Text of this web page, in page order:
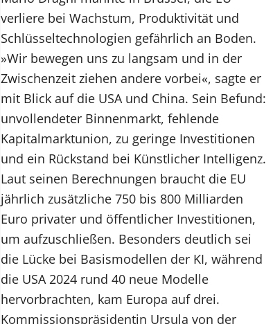
verliere bei Wachstum, Produktivität und
Schlüsseltechnologien gefährlich an Boden.
»Wir bewegen uns zu langsam und in der
Zwischenzeit ziehen andere vorbei«, sagte er
mit Blick auf die USA und China. Sein Befund:
unvollendeter Binnenmarkt, fehlende
Kapitalmarktunion, zu geringe Investitionen
und ein Rückstand bei Künstlicher Intelligenz.
Laut seinen Berechnungen braucht die EU
jährlich zusätzliche 750 bis 800 Milliarden
Euro privater und öffentlicher Investitionen,
um aufzuschließen. Besonders deutlich sei
die Lücke bei Basismodellen der KI, während
die USA 2024 rund 40 neue Modelle
hervorbrachten, kam Europa auf drei.
Kommissionspräsidentin Ursula von der